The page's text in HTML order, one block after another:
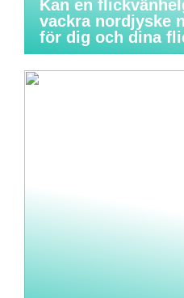
Kan en
vackra nordjyske
för dig och dina